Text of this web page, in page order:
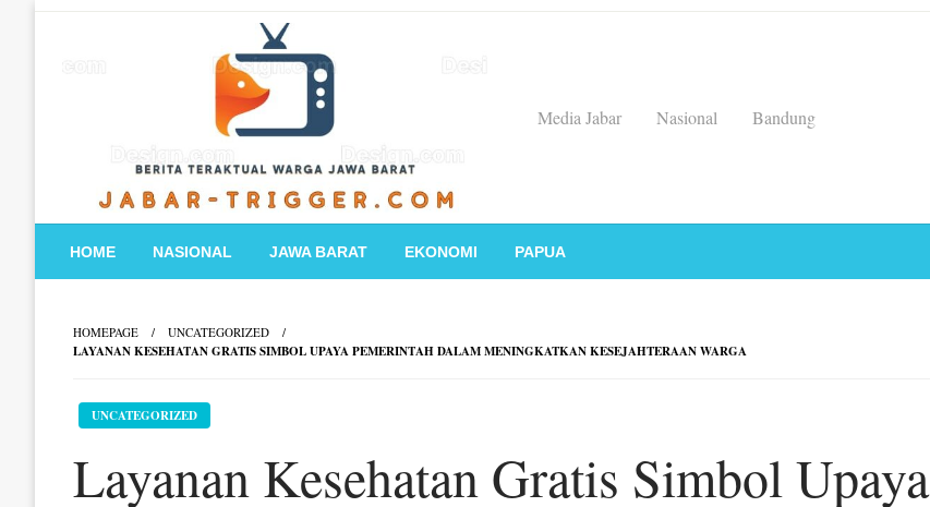
Media Jabar
Nasional Bandung
HOME NASIONAL JAWA BARAT EKONOMI PAPUA
HOMEPAGE UNCATEGORIZED
LAYANAN KESEHATAN GRATIS SIMBOL UPAYA PEMERINTAH DALAM MENINGKATKAN KESEJAHTERAAN WARGA
UNCATEGORIZED
Layanan Kesehatan Gratis Simbol Upaya